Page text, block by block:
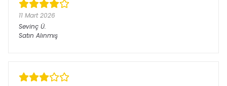
11 Mart 2026
Sevinç Ü.
Satın Alınmış